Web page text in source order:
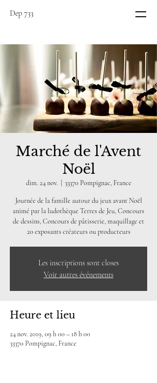
Dep 733
Marché de l'Avent
Noël
dim. 24 nov. 33370 Pompignac, France
Journée de la famille autour du jeux avant Noël
animé par la ludothèque Terres de Jeu, Concours
de dessins, Concours de pâtisserie, maquillage et
20 exposants créateurs ou producteurs
Les inscriptions sont closes
Voir autres événements
Heure et lieu
24 nov. 2019, 09 h 00 – 18 h 00
33370 Pompignac, France